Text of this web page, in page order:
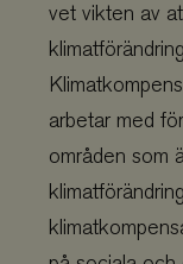
vet vikten av
arbetar med
områden som